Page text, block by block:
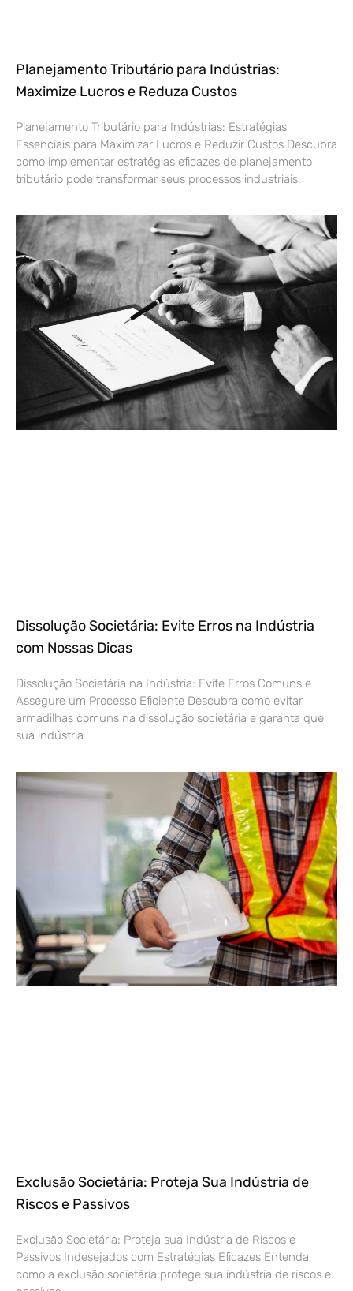
Planejamento Tributário para Indústrias:
Maximize Lucros e Reduza Custos
Planejamento Tributário para Indústrias: Estratégias
Essenciais para Maximizar Lucros e Reduzir Custos Descubra
como implementar estratégias eficazes de planejamento
tributário pode transformar seus processos industriais,
Dissolução Societária: Evite Erros na Indústria
com Nossas Dicas
Dissolução Societária na Indústria: Evite Erros Comuns e
Assegure um Processo Eficiente Descubra como evitar
armadilhas comuns na dissolução societária e garanta que
sua indústria
Exclusão Societária: Proteja Sua Indústria de
Riscos e Passivos
Exclusão Societária: Proteja sua Indústria de Riscos e
Passivos Indesejados com Estratégias Eficazes Entenda
como a exclusão societária protege sua indústria de riscos e